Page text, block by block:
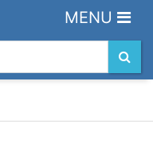
MENU